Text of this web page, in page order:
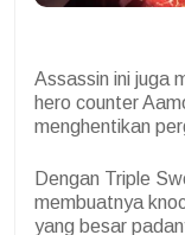
Assassin ini juga
hero counter
menghentikan
Dengan Triple
membuatnya
yang besar